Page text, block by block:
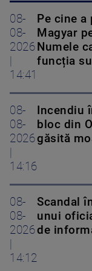
08-
08-
2026
14:41
Pe cine
Magyar
Numele
funcția
08-
08-
2026
14:16
Incendiu
bloc din
găsită
08-
08-
2026
14:12
Scandal
unui
de